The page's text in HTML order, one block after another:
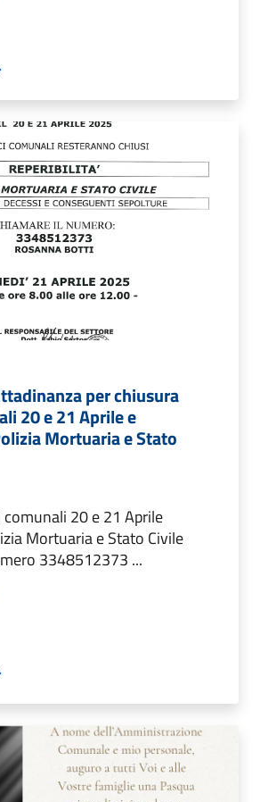
per chiusura
20 e 21 Aprile e
Mortuaria e Stato
20 e 21 Aprile
Mortuaria e Stato Civile
3348512373 ...